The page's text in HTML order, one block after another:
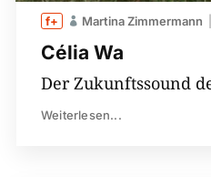
Célia Wa
Martina Zimmermann
Der Zukunftssound
Weiterlesen...